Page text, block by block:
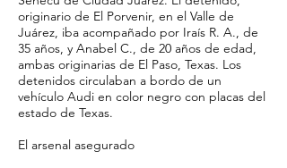
originario de El Porvenir, en el Valle de
Juárez, iba acompañado por Iraís R. A., de
35 años, y Anabel C., de 20 años de edad,
ambas originarias de El Paso, Texas. Los
detenidos circulaban a bordo de un
vehículo Audi en color negro con placas del
estado de Texas.
El arsenal asegurado